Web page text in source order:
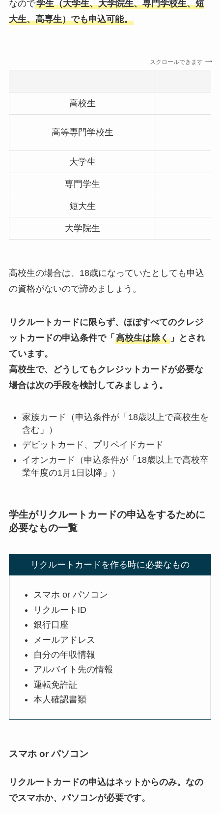
なので学生（大学生、大学院生、専門学校生、短
大生、高専生）でも申込可能。
スクロールできます
高校生
高等専門学校生
大学生
専門学生
短大生
大学院生
高校生の場合は、18歳になっていたとしても申込
の資格がないので諦めましょう。
リクルートカードに限らず、ほぼすべてのクレジ
ットカードの申込条件で「 高校生は除く」とされ
ています。
高校生で、どうしてもクレジットカードが必要な
場合は次の手段を検討してみましょう。
家族カード（申込条件が「18歳以上で高校生を
含む」）
デビットカード、プリペイドカード
イオンカード（申込条件が「18歳以上で高校卒
業年度の1月1日以降」）
学生がリクルートカードの申込をするために
必要なもの一覧
リクルートカードを作る時に必要なもの
スマホ or パソコン
リクルートID
銀行口座
メールアドレス
自分の年収情報
アルバイト先の情報
運転免許証
本人確認書類
スマホ or パソコン
リクルートカードの申込はネットからのみ。なの
でスマホか、パソコンが必要です。